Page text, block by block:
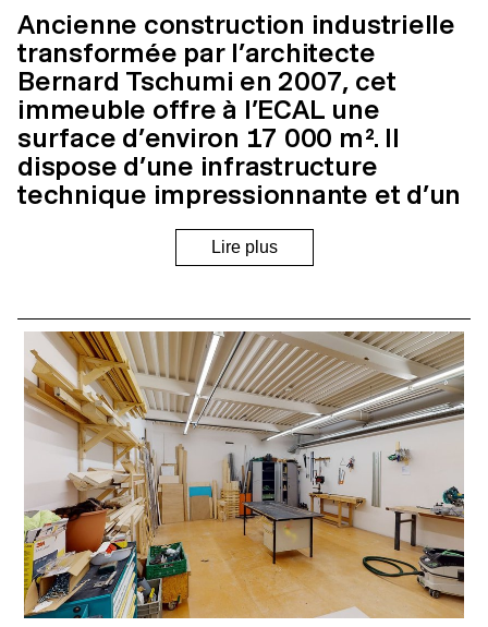
Ancienne construction industrielle
transformée par l’architecte
Bernard Tschumi en 2007, cet
immeuble offre à l’ECAL une
surface d’environ 17 000 m². Il
dispose d’une infrastructure
technique impressionnante et d’un
équipement de premier plan.
studios photographiques, 24
cabines de montage, un parc
informatique à la pointe de la
technologie, un atelier-maquette
(CNC, découpe-laser, impression
3D…), une bibliothèque spécialisée
(avec près de 20 000 livres,
magazines, et DVD), une
matériauthèque (avec plusieurs
milliers d’échantillons de
matériaux, d’objets et de procédés